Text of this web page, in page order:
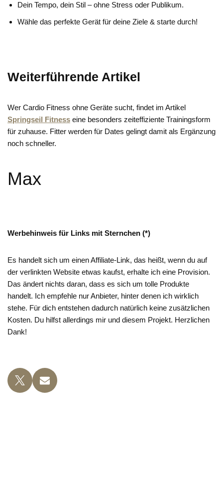
Dein Tempo, dein Stil – ohne Stress oder Publikum.
Wähle das perfekte Gerät für deine Ziele & starte durch!
Weiterführende Artikel
Wer Cardio Fitness ohne Geräte sucht, findet im Artikel
Springseil Fitness eine besonders zeiteffiziente Trainingsform
für zuhause. Fitter werden für Dates gelingt damit als Ergänzung
noch schneller.
Max
Werbehinweis für Links mit Sternchen (*)
Es handelt sich um einen Affiliate-Link, das heißt, wenn du auf
der verlinkten Website etwas kaufst, erhalte ich eine Provision.
Das ändert nichts daran, dass es sich um tolle Produkte
handelt. Ich empfehle nur Anbieter, hinter denen ich wirklich
stehe. Für dich entstehen dadurch natürlich keine zusätzlichen
Kosten. Du hilfst allerdings mir und diesem Projekt. Herzlichen
Dank!